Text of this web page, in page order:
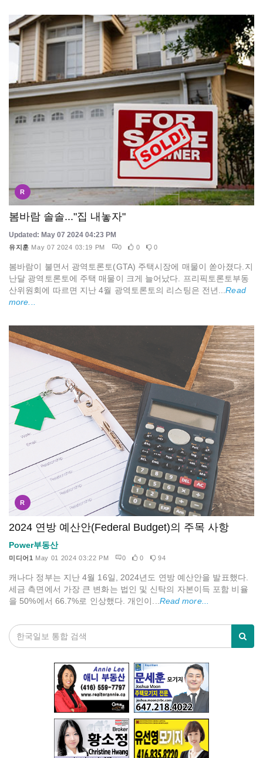
R
봄바람 솔솔..."집 내놓자"
Updated: May 07 2024 04:23 PM
유지훈 May 07 2024 03:19 PM 0 0 0
봄바람이 불면서 광역토론토(GTA) 주택시장에 매물이 쏟아졌다.지
난달 광역토론토에 주택 매물이 크게 늘어났다. 프리픽토론토부동
산위원회에 따르면 지난 4월 광역토론토의 리스팅은 전년...Read
more...
R
2024 연방 예산안(Federal Budget)의 주목 사항
Power부동산
미디어1 May 01 2024 03:22 PM 0 0 94
캐나다 정부는 지난 4월 16일, 2024년도 연방 예산안을 발표했다.
세금 측면에서 가장 큰 변화는 법인 및 신탁의 자본이득 포함 비율
을 50%에서 66.7%로 인상했다. 개인이... Read more...